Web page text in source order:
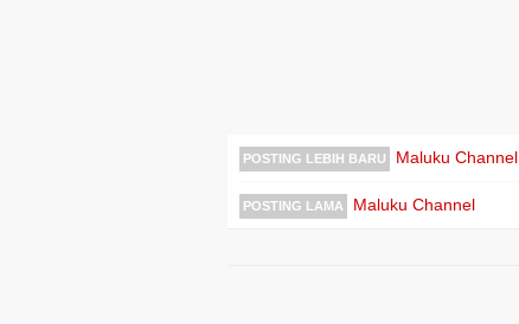
POSTING LEBIH BARU Maluku Channel
POSTING LAMA Maluku Channel